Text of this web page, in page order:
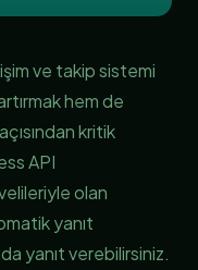
ve takip sistemi
hem de
kritik
API
olan
yanıt
yanıt verebilirsiniz.